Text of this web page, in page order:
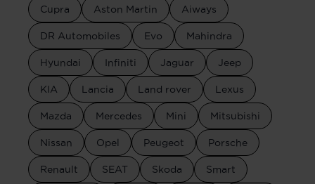
Cupra Aston Martin Aiways
DR Automobiles Evo Mahindra
Hyundai Infiniti Jaguar Jeep
KIA Lancia Land rover Lexus
Mazda Mercedes Mini Mitsubishi
Nissan Opel Peugeot Porsche
Renault SEAT Skoda Smart